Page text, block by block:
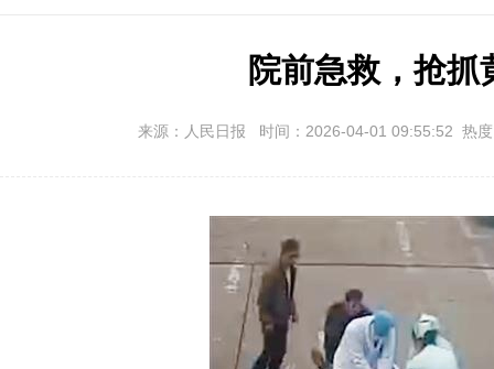
院前急救，抢抓
来源：人民日报 时间：2026-04-01 09:55:52 热